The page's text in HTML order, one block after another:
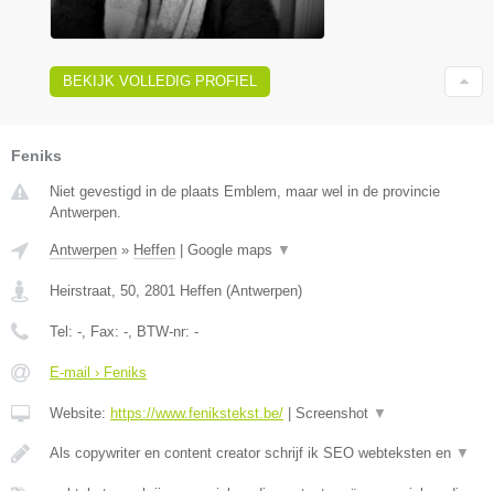
BEKIJK VOLLEDIG PROFIEL
Feniks
Niet gevestigd in de plaats Emblem, maar wel in de provincie
Antwerpen.
Antwerpen » Heffen Google maps ▼
Heirstraat, 50 2801 Heffen (Antwerpen)
Tel: - , Fax: - , BTW-nr: -
E-mail › Feniks
Website: https://www.fenikstekst.be/ Screenshot ▼
Als copywriter en content creator schrijf ik SEO webteksten en ▼